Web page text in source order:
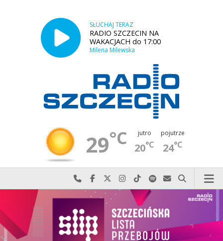
SŁUCHAJ TERAZ
RADIO SZCZECIN NA
WAKACJACH do 17:00
Milena Milewska
29°C jutro
20°C
pojutrze
24°C
Najlepiej po prostu do nas zadzwoń
Odwiedź nas na Facebook-u
Odwiedź nas na X
Odwiedź nas na Instagram-ie
Odwiedź nas na TikTok-u
Szukaj nas na Spotify
Wyślij do nas
Szukaj